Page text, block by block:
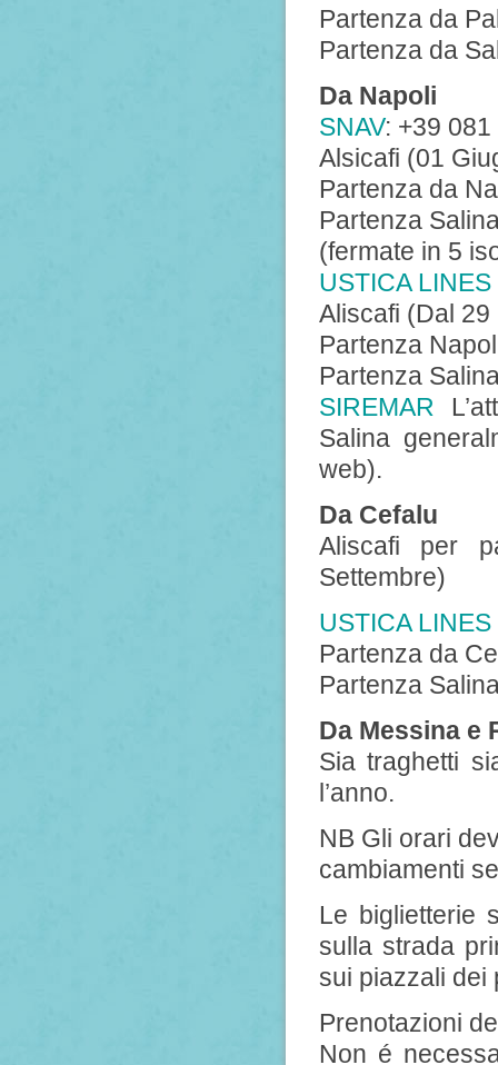
Partenza da
Partenza da
Da Napoli
SNAV: +39
Alsicafi (01
Partenza da
Partenza
(fermate in 5
USTICA LINES
Aliscafi (Dal
Partenza
Partenza
SIREMAR
Salina
web).
Da Cefalu
Aliscafi per
Settembre)
USTICA LINES
Partenza da
Partenza
Da Messina e
Sia traghetti
l’anno.
NB Gli orari
cambiamenti
Le biglietterie
sulla strada
sui piazzali dei
Prenotazioni
Non é